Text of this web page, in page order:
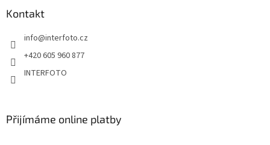
Kontakt
info@interfoto.cz
+420 605 960 877
INTERFOTO
Přijímáme online platby